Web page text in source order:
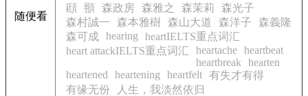
随便看
頲 頨 森政房 森雅之 森茉莉
森光子
森村誠一
森本雅樹 森山大道 森洋子
森義隆
森可成 hearing
heartIELTS重点词汇
heart attackIELTS重点词汇
heartache heartbeat
heartbreak
hearten
heartened
heartening heartfelt 有失才有得
有缘无份
人生，我淡然依归